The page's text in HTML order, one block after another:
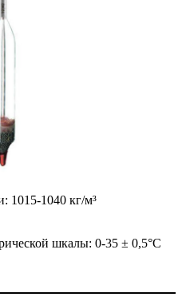
1015-1040 кг/м³
шкалы: 0-35 ± 0,5°С